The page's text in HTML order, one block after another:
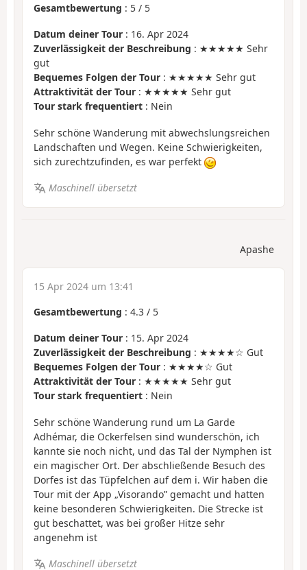
Gesamtbewertung : 5 / 5
Datum deiner Tour : 16. Apr 2024
Zuverlässigkeit der Beschreibung : ★★★★★ Sehr
gut
Bequemes Folgen der Tour : ★★★★★ Sehr gut
Attraktivität der Tour : ★★★★★ Sehr gut
Tour stark frequentiert : Nein
Sehr schöne Wanderung mit abwechslungsreichen
Landschaften und Wegen. Keine Schwierigkeiten,
sich zurechtzufinden, es war perfekt
Maschinell übersetzt
Apashe
15 Apr 2024 um 13:41
Gesamtbewertung : 4.3 / 5
Datum deiner Tour : 15. Apr 2024
Zuverlässigkeit der Beschreibung : ★★★★☆ Gut
Bequemes Folgen der Tour : ★★★★☆ Gut
Attraktivität der Tour : ★★★★★ Sehr gut
Tour stark frequentiert : Nein
Sehr schöne Wanderung rund um La Garde
Adhémar, die Ockerfelsen sind wunderschön, ich
kannte sie noch nicht, und das Tal der Nymphen ist
ein magischer Ort. Der abschließende Besuch des
Dorfes ist das Tüpfelchen auf dem i. Wir haben die
Tour mit der App „Visorando” gemacht und hatten
keine besonderen Schwierigkeiten. Die Strecke ist
gut beschattet, was bei großer Hitze sehr
angenehm ist
Maschinell übersetzt